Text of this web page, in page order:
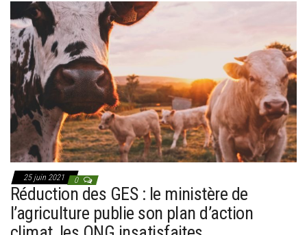
25 juin 2021 0
Réduction des GES : le ministère de
l’agriculture publie son plan d’action